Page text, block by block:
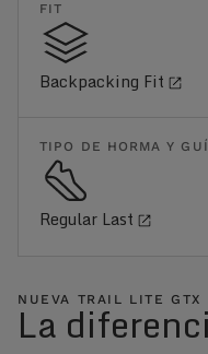
FIT
Backpacking Fit
TIPO DE HORMA Y
Regular Last
NUEVA TRAIL LITE GTX
La